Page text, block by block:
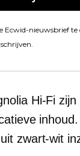
Ecwid-nieuwsbrief
Hi-Fi zijn
zwart-wit